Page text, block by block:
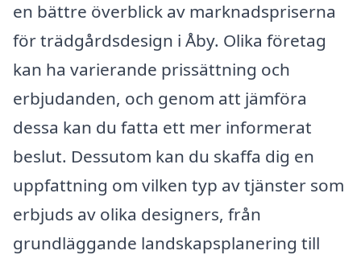
en bättre överblick av marknadspriserna
för trädgårdsdesign i Åby. Olika företag
kan ha varierande prissättning och
erbjudanden, och genom att jämföra
dessa kan du fatta ett mer informerat
beslut. Dessutom kan du skaffa dig en
uppfattning om vilken typ av tjänster som
erbjuds av olika designers, från
grundläggande landskapsplanering till